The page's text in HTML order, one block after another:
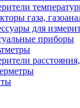
газа,
для
приборы